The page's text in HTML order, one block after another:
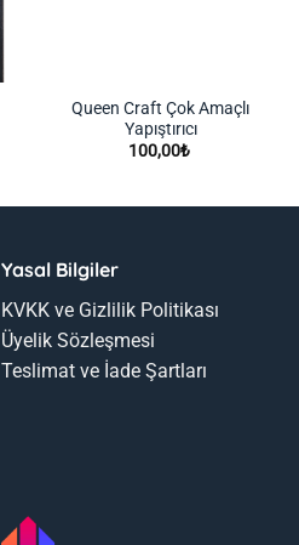
Queen Craft Çok Amaçlı
Yapıştırıcı
100,00₺
Yasal Bilgiler
KVKK ve Gizlilik Politikası
Üyelik Sözleşmesi
Teslimat ve İade Şartları